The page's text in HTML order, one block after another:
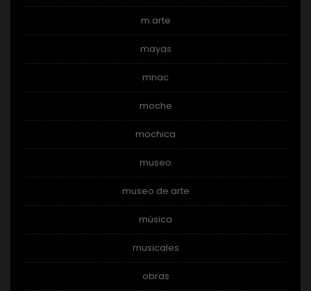
m arte
mayas
mnac
moche
mochica
museo
museo de arte
música
musicales
obras